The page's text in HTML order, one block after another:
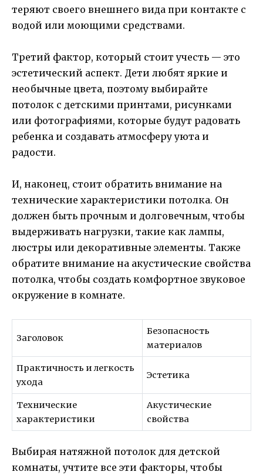
теряют своего внешнего вида при контакте с
водой или моющими средствами.
Третий фактор, который стоит учесть — это
эстетический аспект. Дети любят яркие и
необычные цвета, поэтому выбирайте
потолок с детскими принтами, рисунками
или фотографиями, которые будут радовать
ребенка и создавать атмосферу уюта и
радости.
И, наконец, стоит обратить внимание на
технические характеристики потолка. Он
должен быть прочным и долговечным, чтобы
выдерживать нагрузки, такие как лампы,
люстры или декоративные элементы. Также
обратите внимание на акустические свойства
потолка, чтобы создать комфортное звуковое
окружение в комнате.
Заголовок
Безопасность
материалов
Практичность и легкость
ухода
Эстетика
Технические
характеристики
Акустические
свойства
Выбирая натяжной потолок для детской
комнаты, учтите все эти факторы, чтобы